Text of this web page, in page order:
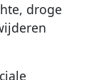
droge